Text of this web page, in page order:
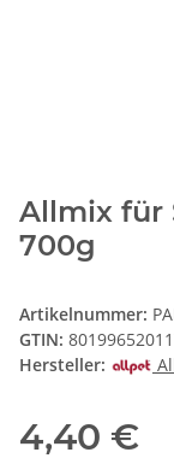
Allmix für
700g
Artikelnummer:
GTIN:
Hersteller:
4,40 €